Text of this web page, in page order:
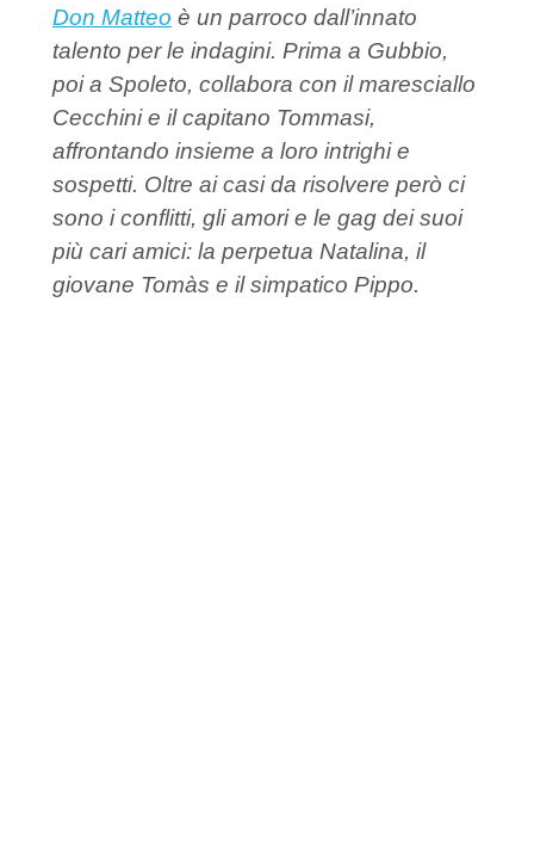
Don Matteo è un parroco dall’innato
talento per le indagini. Prima a Gubbio,
poi a Spoleto, collabora con il maresciallo
Cecchini e il capitano Tommasi,
affrontando insieme a loro intrighi e
sospetti. Oltre ai casi da risolvere però ci
sono i conflitti, gli amori e le gag dei suoi
più cari amici: la perpetua Natalina, il
giovane Tomàs e il simpatico Pippo.